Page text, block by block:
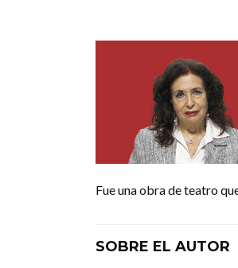
Fue una obra de teatro
SOBRE EL AUTOR